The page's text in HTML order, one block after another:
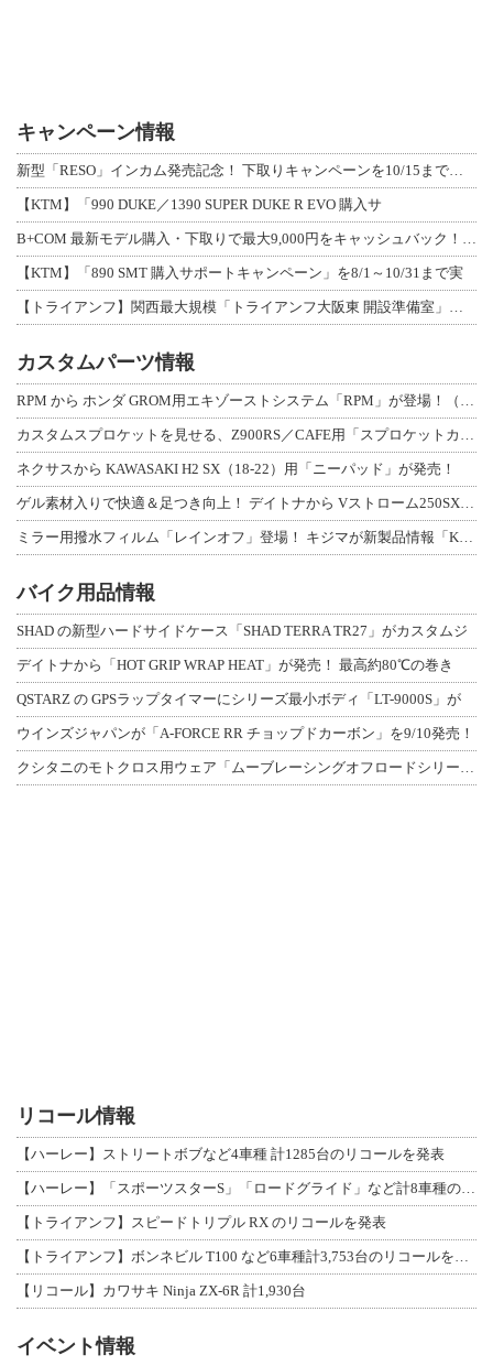
キャンペーン情報
【KTM】「990 DUKE／1390 SUPER DUKE R EVO 購入サ
【KTM】「890 SMT 購入サポートキャンペーン」を8/1～10/31まで実
カスタムパーツ情報
ネクサスから KAWASAKI H2 SX（18-22）用「ニーパッド」が発売！
バイク用品情報
SHAD の新型ハードサイドケース「SHAD TERRA TR27」がカスタムジ
デイトナから「HOT GRIP WRAP HEAT」が発売！ 最高約80℃の巻き
QSTARZ の GPSラップタイマーにシリーズ最小ボディ「LT-9000S」が
ウインズジャパンが「A-FORCE RR チョップドカーボン」を9/10発売！
リコール情報
【ハーレー】ストリートボブなど4車種 計1285台のリコールを発表
【トライアンフ】スピードトリプル RX のリコールを発表
【リコール】カワサキ Ninja ZX-6R 計1,930台
イベント情報